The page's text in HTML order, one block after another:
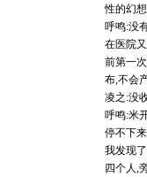
性的幻
呼鸣:没
在医院
前第一
布,不会
凌之:没
呼鸣:米
停不下
我发现
四个人,